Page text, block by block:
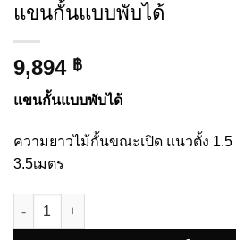
แขนกั้นแบบพับได้
9,894 ฿
แขนกั้นแบบพับได้
ความยาวไม้กั้นขณะเปิด แนวตั้ง
3.5เมตร
จำนวน HV-BR06AF ARM แขนกั้นแบบพั